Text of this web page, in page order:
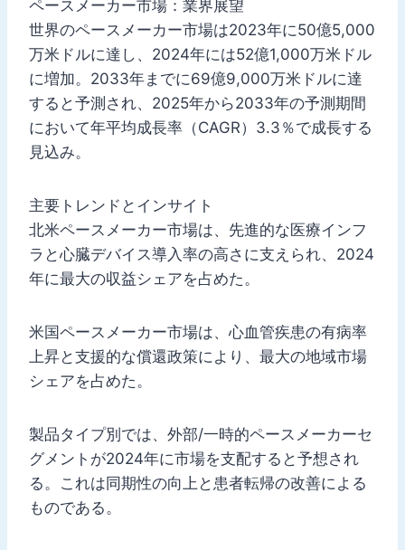
ペースメーカー市場：業界展望
世界のペースメーカー市場は2023年に50億5,000
万米ドルに達し、2024年には52億1,000万米ドル
に増加。2033年までに69億9,000万米ドルに達
すると予測され、2025年から2033年の予測期間
において年平均成長率（CAGR）3.3％で成長する
見込み。
主要トレンドとインサイト
北米ペースメーカー市場は、先進的な医療インフ
ラと心臓デバイス導入率の高さに支えられ、2024
年に最大の収益シェアを占めた。
米国ペースメーカー市場は、心血管疾患の有病率
上昇と支援的な償還政策により、最大の地域市場
シェアを占めた。
製品タイプ別では、外部/一時的ペースメーカーセ
グメントが2024年に市場を支配すると予想され
る。これは同期性の向上と患者転帰の改善による
ものである。